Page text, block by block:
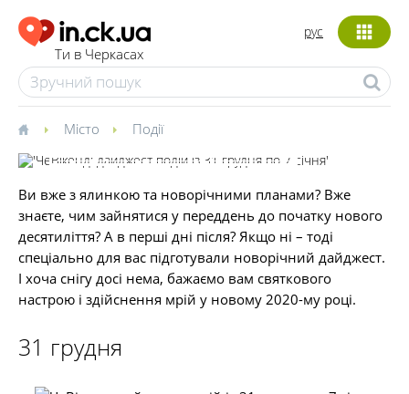
Ти в Черкасах
рус
Місто Події
грудня по 7 січня
Найцікавіші події міста у
святкові дні.
30 грудня 2019
2273
0
Ви вже з ялинкою та новорічними планами? Вже
знаєте, чим зайнятися у переддень до початку нового
десятиліття? А в перші дні після? Якщо ні – тоді
спеціально для вас підготували новорічний дайджест.
І хоча снігу досі нема, бажаємо вам святкового
настрою і здійснення мрій у новому 2020-му році.
31 грудня